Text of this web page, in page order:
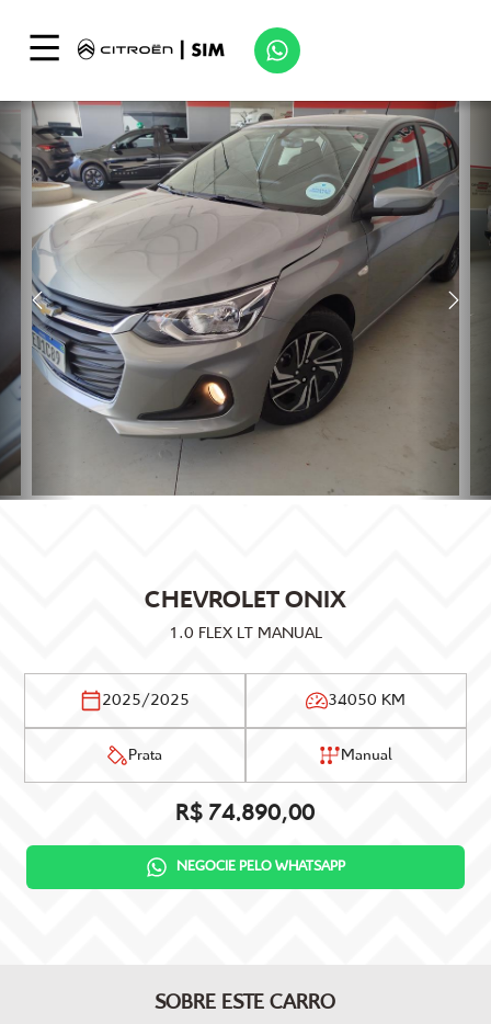
CHEVROLET ONIX
1.0 FLEX LT MANUAL
2025/2025 34050 KM
Prata Manual
R$ 74.890,00
NEGOCIE PELO WHATSAPP
SOBRE ESTE CARRO